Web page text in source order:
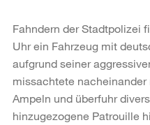
Fahndern der Stadtpolizei
Uhr ein Fahrzeug mit
aufgrund seiner
missachtete
Ampeln und überfuhr
hinzugezogene Patrouille